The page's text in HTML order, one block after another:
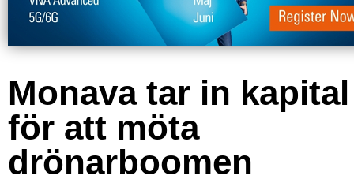
Monava tar in kapital
för att möta
drönarboomen